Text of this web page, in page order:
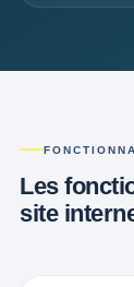
Les
site